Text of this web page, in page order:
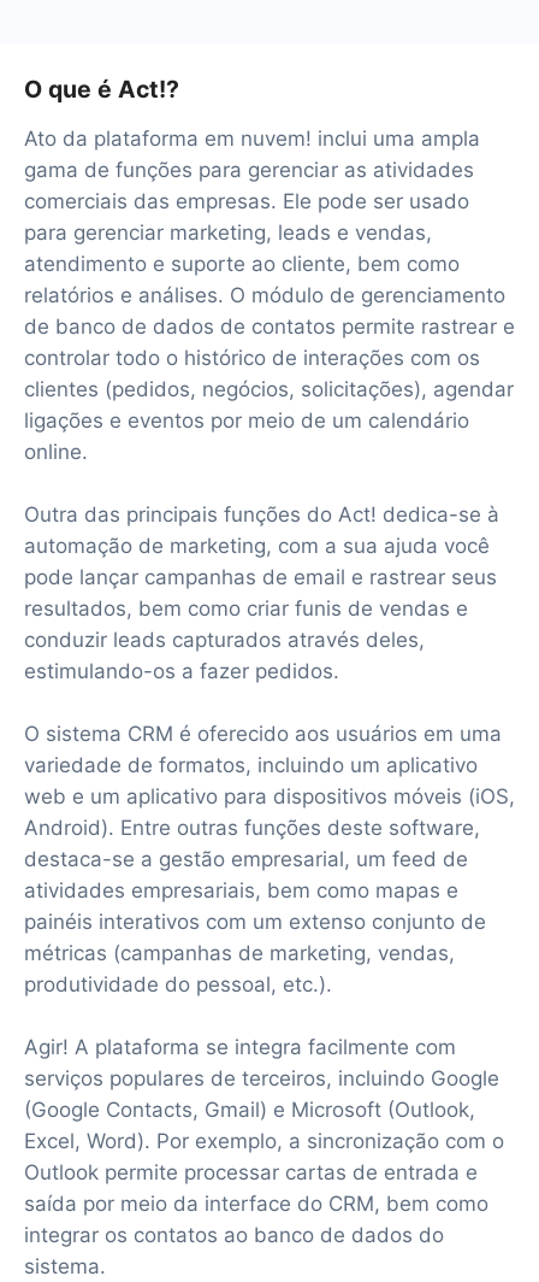
O que é Act!?
Ato da plataforma em nuvem! inclui uma ampla
gama de funções para gerenciar as atividades
comerciais das empresas. Ele pode ser usado
para gerenciar marketing, leads e vendas,
atendimento e suporte ao cliente, bem como
relatórios e análises. O módulo de gerenciamento
de banco de dados de contatos permite rastrear e
controlar todo o histórico de interações com os
clientes (pedidos, negócios, solicitações), agendar
ligações e eventos por meio de um calendário
online.
Outra das principais funções do Act! dedica-se à
automação de marketing, com a sua ajuda você
pode lançar campanhas de email e rastrear seus
resultados, bem como criar funis de vendas e
conduzir leads capturados através deles,
estimulando-os a fazer pedidos.
O sistema CRM é oferecido aos usuários em uma
variedade de formatos, incluindo um aplicativo
web e um aplicativo para dispositivos móveis (iOS,
Android). Entre outras funções deste software,
destaca-se a gestão empresarial, um feed de
atividades empresariais, bem como mapas e
painéis interativos com um extenso conjunto de
métricas (campanhas de marketing, vendas,
produtividade do pessoal, etc.).
Agir! A plataforma se integra facilmente com
serviços populares de terceiros, incluindo Google
(Google Contacts, Gmail) e Microsoft (Outlook,
Excel, Word). Por exemplo, a sincronização com o
Outlook permite processar cartas de entrada e
saída por meio da interface do CRM, bem como
integrar os contatos ao banco de dados do
sistema.